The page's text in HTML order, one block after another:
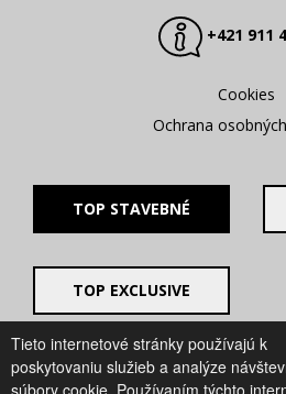
Tieto internetové stránky používajú k
poskytovaniu služieb a analýze
súbory cookie. Používaním týchto
+421 911
Cookies
Ochrana
TOP STAVEBNÉ
TOP EXCLUSIVE
© 2008 - 2026. UV GROUP s.r.o. |
s.r.o.